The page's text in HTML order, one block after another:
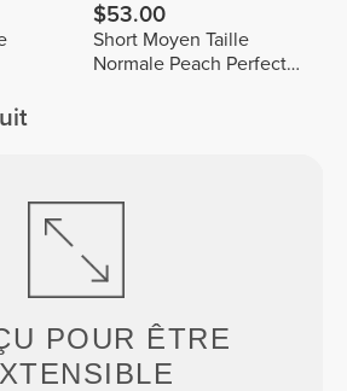
$53.00
Short Moyen Taille
Normale Peach Perfect
POUR ÊTRE